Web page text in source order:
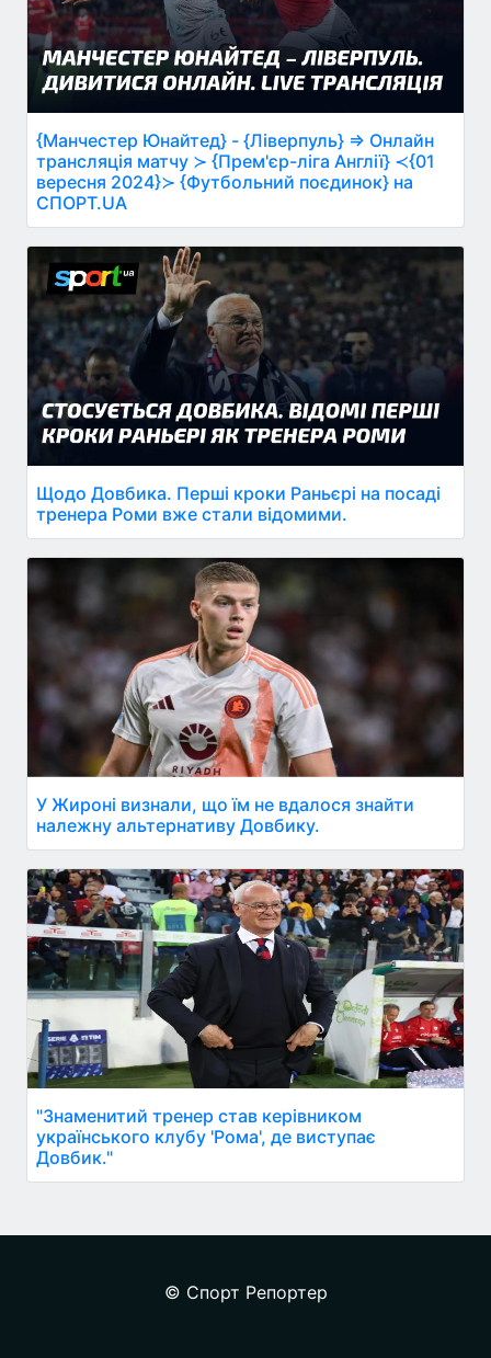
{Манчестер Юнайтед} - {Ліверпуль} ⇒ Онлайн
трансляція матчу ≻ {Прем'єр-ліга Англії} ≺{01
вересня 2024}≻ {Футбольний поєдинок} на
СПОРТ.UA
Щодо Довбика. Перші кроки Раньєрі на посаді
тренера Роми вже стали відомими.
У Жироні визнали, що їм не вдалося знайти
належну альтернативу Довбику.
"Знаменитий тренер став керівником
українського клубу 'Рома', де виступає
Довбик."
© Спорт Репортер